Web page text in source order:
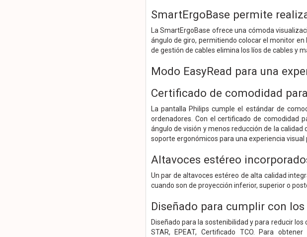
SmartErgoBase permite
La SmartErgoBase ofrece una cómoda
ángulo de giro, permitiendo colocar el monitor
de gestión de cables elimina los líos de cables y
Modo EasyRead para una
Certificado de comodidad
La pantalla Philips cumple el estándar de
ordenadores. Con el certificado de comodidad
ángulo de visión y menos reducción de la
soporte ergonómicos para una experiencia
Altavoces estéreo
Un par de altavoces estéreo de alta calidad
cuando son de proyección inferior, superior o
Diseñado para cumplir con
Diseñado para la sostenibilidad y para reducir
STAR, EPEAT, Certificado TCO. Para